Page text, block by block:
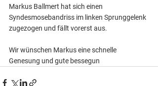
Markus Ballmert hat sich einen
Syndesmosebandriss im linken Sprunggelenk
zugezogen und fällt vorerst aus.
Wir wünschen Markus eine schnelle
Genesung und gute bessegun